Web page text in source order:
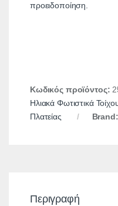
προειδοποίηση.
Κωδικός προϊόντος:
Ηλιακά Φωτιστικά
Πλατείας
Brand:
Περιγραφή